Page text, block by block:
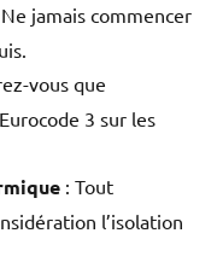
jamais commencer
vous que
3 sur les
: Tout
l’isolation